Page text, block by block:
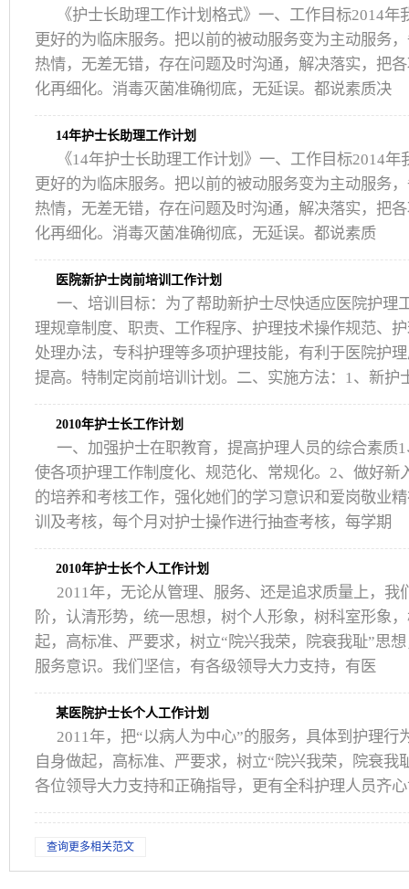
《护士长助理工作计划格式》一、工作目标2014
更好的为临床服务。把以前的被动服务变为主动服务
热情，无差无错，存在问题及时沟通，解决落实，把
化再细化。消毒灭菌准确彻底，无延误。都说素质决
14年护士长助理工作计划
《14年护士长助理工作计划》一、工作目标2014
更好的为临床服务。把以前的被动服务变为主动服务
热情，无差无错，存在问题及时沟通，解决落实，把
化再细化。消毒灭菌准确彻底，无延误。都说素质
医院新护士岗前培训工作计划
一、培训目标：为了帮助新护士尽快适应医院护理
理规章制度、职责、工作程序、护理技术操作规范、
处理办法，专科护理等多项护理技能，有利于医院护
提高。特制定岗前培训计划。二、实施方法：1、新护
2010年护士长工作计划
一、加强护士在职教育，提高护理人员的综合素质
使各项护理工作制度化、规范化、常规化。2、做好新
的培养和考核工作，强化她们的学习意识和爱岗敬业
训及考核，每个月对护士操作进行抽查考核，每学期
2010年护士长个人工作计划
2011年，无论从管理、服务、还是追求质量上，我
阶，认清形势，统一思想，树个人形象，树科室形象
起，高标准、严要求，树立“院兴我荣，院衰我耻”思
服务意识。我们坚信，有各级领导大力支持，有医
某医院护士长个人工作计划
2011年，把“以病人为中心”的服务，具体到护理行
自身做起，高标准、严要求，树立“院兴我荣，院衰我
各位领导大力支持和正确指导，更有全科护理人员齐
查询更多相关范文